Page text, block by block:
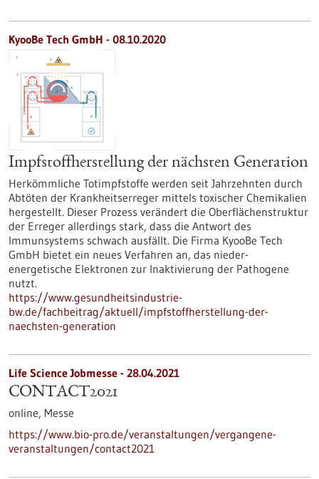
KyooBe Tech GmbH - 08.10.2020
Impfstoffherstellung der nächsten Generation
Herkömmliche Totimpfstoffe werden seit Jahrzehnten durch
Abtöten der Krankheitserreger mittels toxischer Chemikalien
hergestellt. Dieser Prozess verändert die Oberflächenstruktur
der Erreger allerdings stark, dass die Antwort des
Immunsystems schwach ausfällt. Die Firma KyooBe Tech
GmbH bietet ein neues Verfahren an, das nieder-
energetische Elektronen zur Inaktivierung der Pathogene
nutzt.
https://www.gesundheitsindustrie-
bw.de/fachbeitrag/aktuell/impfstoffherstellung-der-
naechsten-generation
Life Science Jobmesse - 28.04.2021
CONTACT2021
online, Messe
https://www.bio-pro.de/veranstaltungen/vergangene-
veranstaltungen/contact2021